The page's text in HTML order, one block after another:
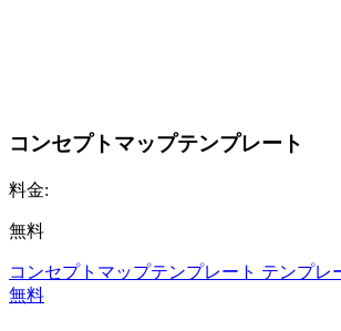
コンセプトマップテンプレート
料金:
無料
コンセプトマップテンプレート テンプレ
無料